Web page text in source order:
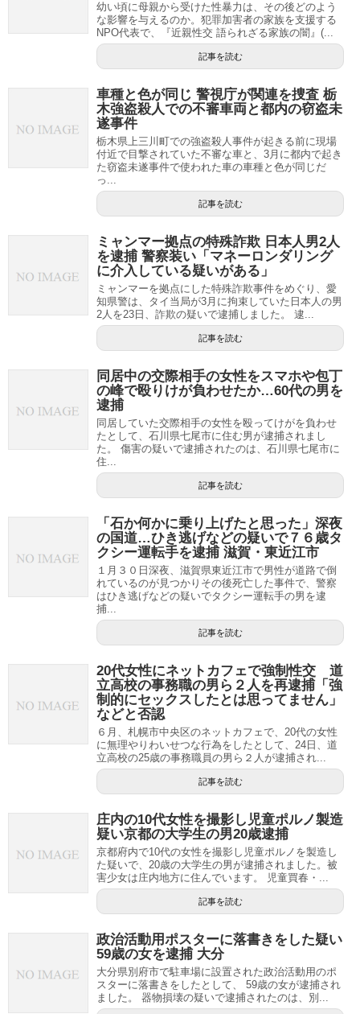
幼い頃に母親から受けた性暴力は、その後どのよう
な影響を与えるのか。犯罪加害者の家族を支援する
NPO代表で、『近親性交 語られざる家族の闇』(...
記事を読む
車種と色が同じ 警視庁が関連を捜査 栃
木強盗殺人での不審車両と都内の窃盗未
遂事件
栃木県上三川町での強盗殺人事件が起きる前に現場
付近で目撃されていた不審な車と、3月に都内で起き
た窃盗未遂事件で使われた車の車種と色が同じだ
っ...
記事を読む
ミャンマー拠点の特殊詐欺 日本人男2人
を逮捕 警察装い「マネーロンダリング
に介入している疑いがある」
ミャンマーを拠点にした特殊詐欺事件をめぐり、愛
知県警は、タイ当局が3月に拘束していた日本人の男
2人を23日、詐欺の疑いで逮捕しました。 逮...
記事を読む
同居中の交際相手の女性をスマホや包丁
の峰で殴りけが負わせたか…60代の男を
逮捕
同居していた交際相手の女性を殴ってけがを負わせ
たとして、石川県七尾市に住む男が逮捕されまし
た。 傷害の疑いで逮捕されたのは、石川県七尾市に
住...
記事を読む
「石か何かに乗り上げたと思った」深夜
の国道…ひき逃げなどの疑いで７６歳タ
クシー運転手を逮捕 滋賀・東近江市
１月３０日深夜、滋賀県東近江市で男性が道路で倒
れているのが見つかりその後死亡した事件で、警察
はひき逃げなどの疑いでタクシー運転手の男を逮
捕...
記事を読む
20代女性にネットカフェで強制性交 道
立高校の事務職の男ら２人を再逮捕「強
制的にセックスしたとは思ってません」
などと否認
６月、札幌市中央区のネットカフェで、20代の女性
に無理やりわいせつな行為をしたとして、24日、道
立高校の25歳の事務職員の男ら２人が逮捕され...
記事を読む
庄内の10代女性を撮影し児童ポルノ製造
疑い京都の大学生の男20歳逮捕
京都府内で10代の女性を撮影し児童ポルノを製造し
た疑いで、20歳の大学生の男が逮捕されました。被
害少女は庄内地方に住んでいます。 児童買春・...
記事を読む
政治活動用ポスターに落書きをした疑い
59歳の女を逮捕 大分
大分県別府市で駐車場に設置された政治活動用のポ
スターに落書きをしたとして、 59歳の女が逮捕され
ました。 器物損壊の疑いで逮捕されたのは、別...